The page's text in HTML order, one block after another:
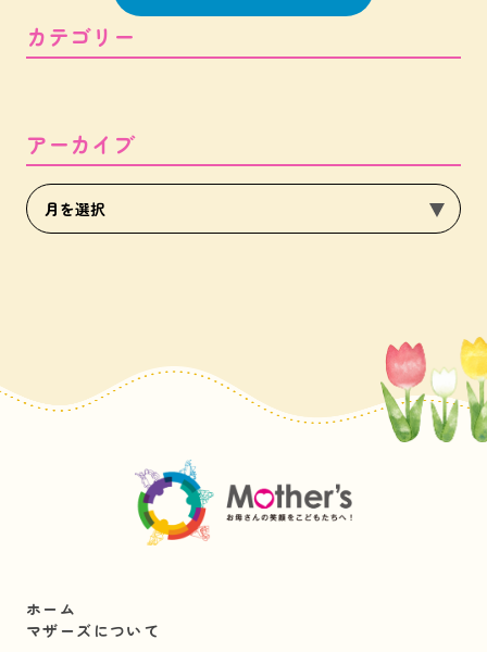
カテゴリー
アーカイブ
ホーム
マザーズについて